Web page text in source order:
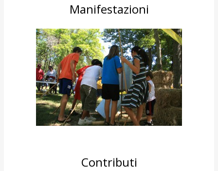
Manifestazioni
Contributi